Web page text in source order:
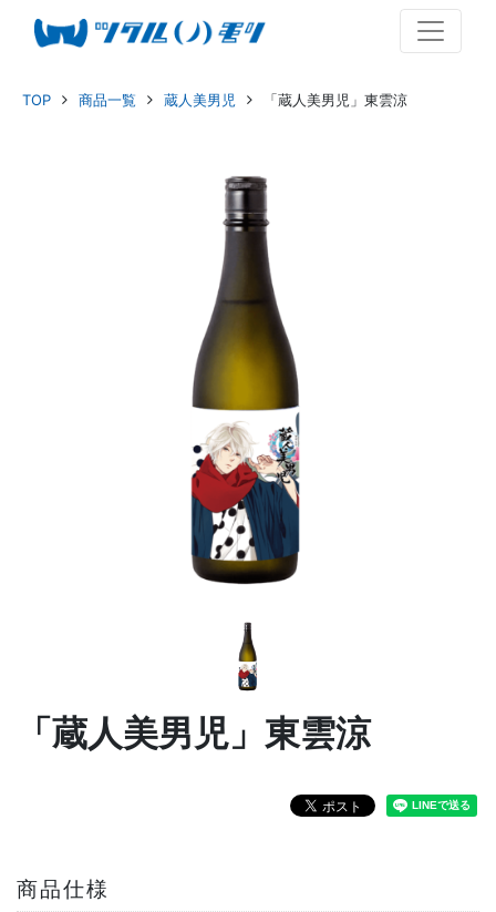
TOP 商品一覧 蔵人美男児 「蔵人美男児」東雲涼
「蔵人美男児」東雲涼
商品仕様